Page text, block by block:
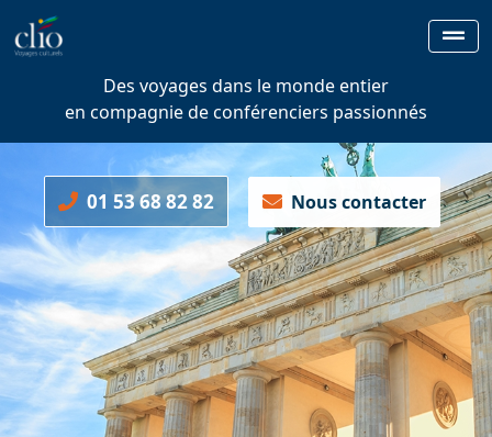
Des voyages dans le monde entier
en compagnie de conférenciers passionnés
01 53 68 82 82 Nous contacter